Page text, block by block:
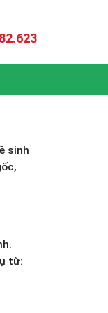
sinh
từ: